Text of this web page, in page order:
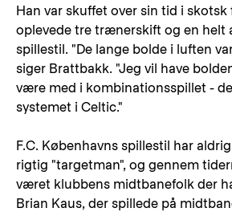
Han var skuffet over sin tid i
oplevede tre trænerskift og en helt
spillestil. "De lange bolde i luften
siger Brattbakk. "Jeg vil have
være med i kombinationsspillet -
systemet i Celtic."
F.C. Københavns spillestil har
rigtig "targetman", og gennem
været klubbens midtbanefolk der
Brian Kaus, der spillede på